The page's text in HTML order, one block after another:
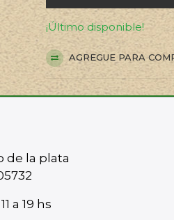
¡Último disponible!
AGREGUE PARA
de la plata
a 19 hs